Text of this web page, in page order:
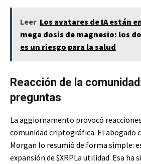
Leer Los avatares de IA están
mega dosis de magnesio: los
es un riesgo para la salud
Reacción de la
preguntas
La aggiornamento provocó
comunidad criptográfica. El
Morgan lo resumió de forma simple:
expansión de $XRPLa utilidad. Esa ha